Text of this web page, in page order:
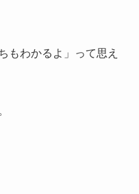
もわかるよ」って思え